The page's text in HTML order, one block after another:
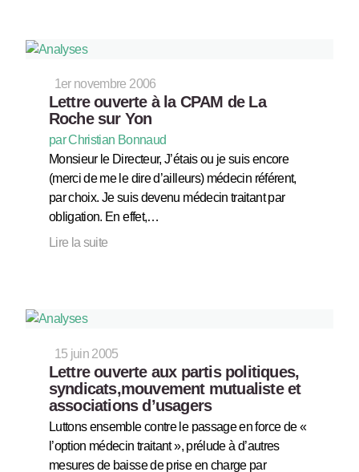
1er novembre 2006
Lettre ouverte à la CPAM de La
Roche sur Yon
par Christian Bonnaud
Monsieur le Directeur, J’étais ou je suis encore
(merci de me le dire d’ailleurs) médecin référent,
par choix. Je suis devenu médecin traitant par
obligation. En effet,…
Lire la suite
15 juin 2005
Lettre ouverte aux partis politiques,
syndicats,mouvement mutualiste et
associations d’usagers
Luttons ensemble contre le passage en force de «
l’option médecin traitant », prélude à d’autres
mesures de baisse de prise en charge par